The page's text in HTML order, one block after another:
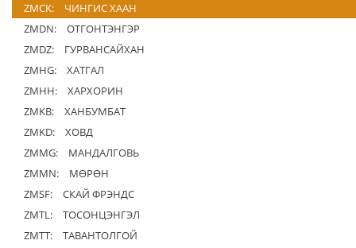
ZMCK:
ЧИНГИС ХААН
ZMDN:
ОТГОНТЭНГЭР
ZMDZ:
ГУРВАНСАЙХАН
ZMHG:
ХАТГАЛ
ZMHH:
ХАРХОРИН
ZMKB:
ХАНБУМБАТ
ZMKD:
ХОВД
ZMMG:
МАНДАЛГОВЬ
ZMMN:
МӨРӨН
ZMSF:
СКАЙ ФРЭНДС
ZMTL:
ТОСОНЦЭНГЭЛ
ZMTT:
ТАВАНТОЛГОЙ